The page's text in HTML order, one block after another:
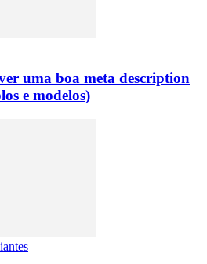
uma boa meta description
e modelos)